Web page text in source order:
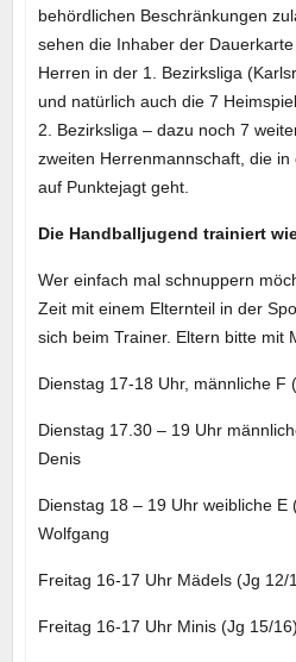
behördlichen Beschränkungen
sehen die Inhaber der
Herren in der 1. Bezirksliga
und natürlich auch die 7
2. Bezirksliga – dazu noch 7
zweiten Herrenmannschaft, die
auf Punktejagt geht.
Die Handballjugend trainiert
Wer einfach mal schnuppern
Zeit mit einem Elternteil in der
sich beim Trainer. Eltern bitte mit
Dienstag 17-18 Uhr, männliche F
Dienstag 17.30 – 19 Uhr
Denis
Dienstag 18 – 19 Uhr weibliche E
Wolfgang
Freitag 16-17 Uhr Mädels (Jg 12/
Freitag 16-17 Uhr Minis (Jg 15/